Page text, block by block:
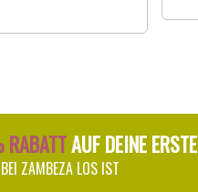
AUF DEINE
ZAMBEZA LOS IST